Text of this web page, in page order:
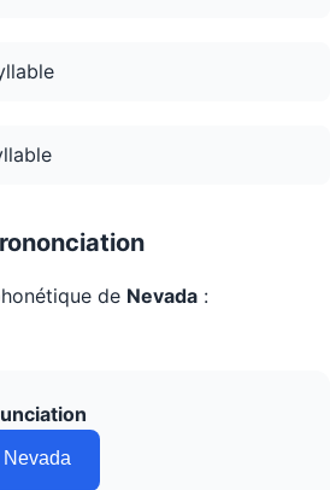
de Nevada :